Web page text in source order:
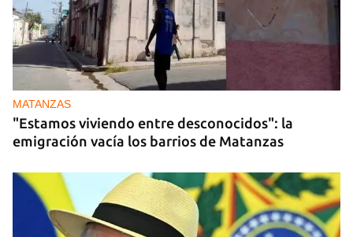
MATANZAS
"Estamos viviendo entre desconocidos": la
emigración vacía los barrios de Matanzas